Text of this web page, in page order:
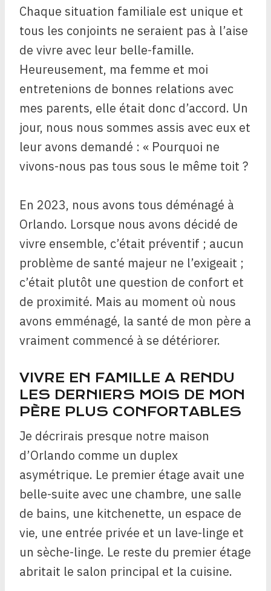
Chaque situation familiale est unique et
tous les conjoints ne seraient pas à l’aise
de vivre avec leur belle-famille.
Heureusement, ma femme et moi
entretenions de bonnes relations avec
mes parents, elle était donc d’accord. Un
jour, nous nous sommes assis avec eux et
leur avons demandé : « Pourquoi ne
vivons-nous pas tous sous le même toit ?
En 2023, nous avons tous déménagé à
Orlando. Lorsque nous avons décidé de
vivre ensemble, c’était préventif ; aucun
problème de santé majeur ne l’exigeait ;
c’était plutôt une question de confort et
de proximité. Mais au moment où nous
avons emménagé, la santé de mon père a
vraiment commencé à se détériorer.
VIVRE EN FAMILLE A RENDU
LES DERNIERS MOIS DE MON
PÈRE PLUS CONFORTABLES
Je décrirais presque notre maison
d’Orlando comme un duplex
asymétrique. Le premier étage avait une
belle-suite avec une chambre, une salle
de bains, une kitchenette, un espace de
vie, une entrée privée et un lave-linge et
un sèche-linge. Le reste du premier étage
abritait le salon principal et la cuisine.